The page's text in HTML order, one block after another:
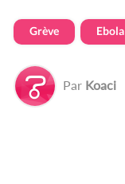
Grève Ebola
Par Koaci